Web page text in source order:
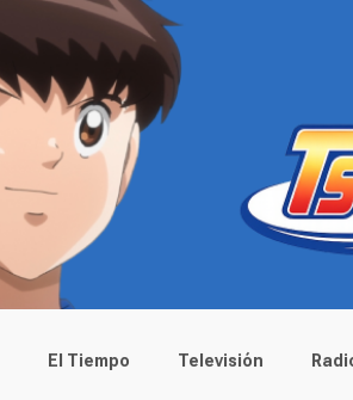
El Tiempo Televisión